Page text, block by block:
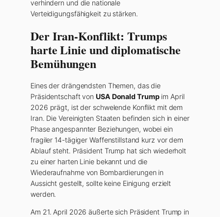
verhindern und die nationale
Verteidigungsfähigkeit zu stärken.
Der Iran-Konflikt: Trumps
harte Linie und diplomatische
Bemühungen
Eines der drängendsten Themen, das die
Präsidentschaft von USA Donald Trumpim April
2026 prägt, ist der schwelende Konflikt mit dem
Iran. Die Vereinigten Staaten befinden sich in einer
Phase angespannter Beziehungen, wobei ein
fragiler 14-tägiger Waffenstillstand kurz vor dem
Ablauf steht. Präsident Trump hat sich wiederholt
zu einer harten Linie bekannt und die
Wiederaufnahme von Bombardierungen in
Aussicht gestellt, sollte keine Einigung erzielt
werden.
Am 21. April 2026 äußerte sich Präsident Trump in